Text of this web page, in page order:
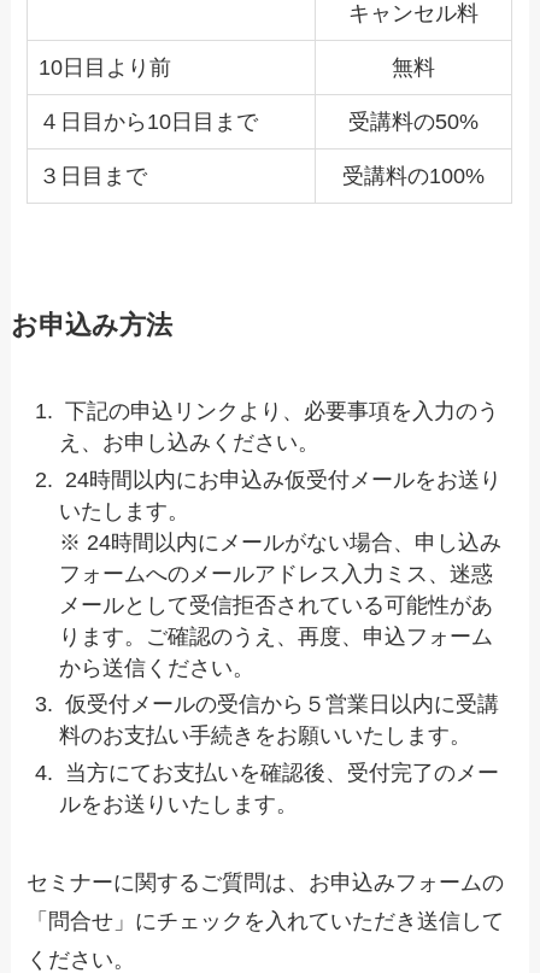
キャンセル料
10日目より前 無料
４日目から10日目まで 受講料の50%
３日目まで 受講料の100%
お申込み方法
下記の申込リンクより、必要事項を入力のう
え、お申し込みください。
24時間以内にお申込み仮受付メールをお送り
いたします。
※ 24時間以内にメールがない場合、申し込み
フォームへのメールアドレス入力ミス、迷惑
メールとして受信拒否されている可能性があ
ります。ご確認のうえ、再度、申込フォーム
から送信ください。
仮受付メールの受信から５営業日以内に受講
料のお支払い手続きをお願いいたします。
当方にてお支払いを確認後、受付完了のメー
ルをお送りいたします。
セミナーに関するご質問は、お申込みフォームの
「問合せ」にチェックを入れていただき送信して
ください。